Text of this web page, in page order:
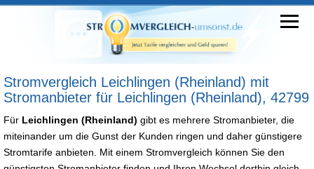
Stromvergleich Leichlingen (Rheinland) mit
Stromanbieter für Leichlingen (Rheinland), 42799
Für Leichlingen (Rheinland) gibt es mehrere Stromanbieter, die
miteinander um die Gunst der Kunden ringen und daher günstigere
Stromtarife anbieten. Mit einem Stromvergleich können Sie den